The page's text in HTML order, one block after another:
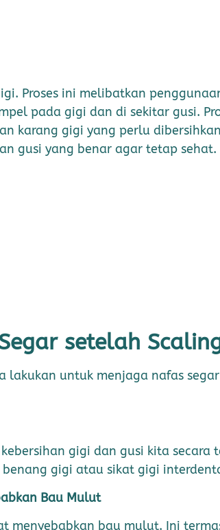
Proses ini melibatkan
pada gigi dan di sekitar gusi.
karang gigi yang perlu
gusi yang benar agar tetap sehat.
setelah
untuk menjaga nafas
gigi dan gusi kita secara
gigi atau sikat gigi
Bau Mulut
menyebabkan bau mulut. Ini